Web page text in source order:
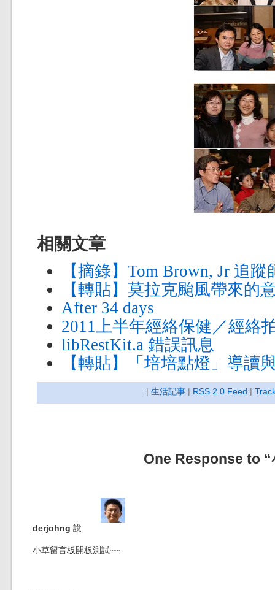
相關文章
【摘錄】Tom Brown, Jr 追
【轉貼】莫拉克颱風帶來的
After 34 days
2011上半年經絡保健／經絡
libRestKit.a 錯誤訊息
【轉貼】「培培點燈」導讀
| 生活記事 | RSS 2.0 Feed |
One Response to “
derjohng 說:
小草留言板開板測試~~